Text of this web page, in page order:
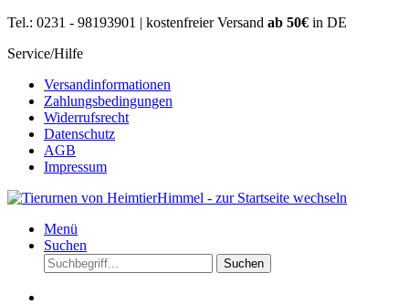
Tel.: 0231 - 98193901 | kostenfreier Versand ab 50€ in DE
Service/Hilfe
Versandinformationen
Zahlungsbedingungen
Widerrufsrecht
Datenschutz
AGB
Impressum
Menü
Suchen
Suchen